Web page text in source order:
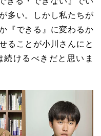
多い。しかし私たちが
『できる』に変わるか
ることが小川さんにと
けるべきだと思いま